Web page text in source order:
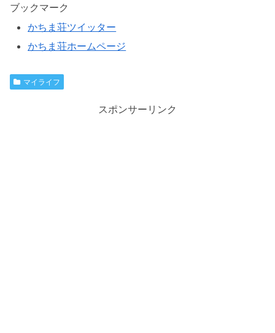
ブックマーク
かちま荘ツイッター
かちま荘ホームページ
マイライフ
スポンサーリンク